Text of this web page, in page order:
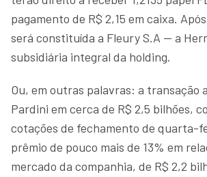
pagamento de R$ 2,15 em caixa.
será constituída a Fleury S.A — a
subsidiária integral da holding.
Ou, em outras palavras: a transação
Pardini em cerca de R$ 2,5 bilhões,
cotações de fechamento de quarta-
prêmio de pouco mais de 13% em
mercado da companhia, de R$ 2,2